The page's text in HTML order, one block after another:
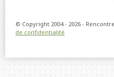
© Copyright 2004 - 2026 -
de confidentialité